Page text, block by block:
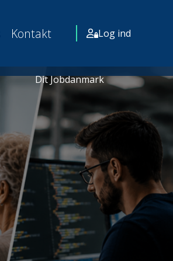
Dit Jobdanmark
Kontakt Log ind